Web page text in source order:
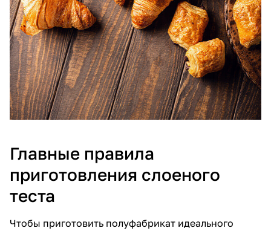
Главные правила
приготовления слоеного
теста
Чтобы приготовить полуфабрикат идеального